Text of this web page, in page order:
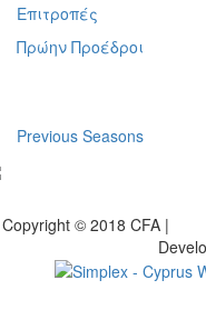
Επιτροπές
Πρώην Προέδροι
Previous Seasons
Copyright © 2018 CFA |